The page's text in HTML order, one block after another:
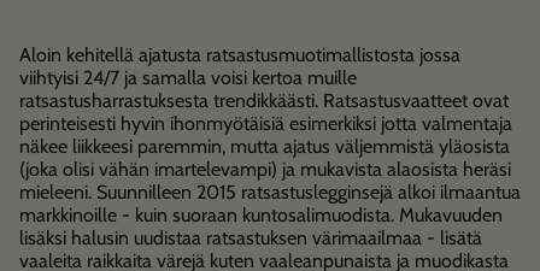
Aloin kehitellä ajatusta ratsastusmuotimallistosta jossa
viihtyisi 24/7 ja samalla voisi kertoa muille
ratsastusharrastuksesta trendikkäästi. Ratsastusvaatteet ovat
perinteisesti hyvin ihonmyötäisiä esimerkiksi jotta valmentaja
näkee liikkeesi paremmin, mutta ajatus väljemmistä yläosista
(joka olisi vähän imartelevampi) ja mukavista alaosista heräsi
mieleeni. Suunnilleen 2015 ratsastuslegginsejä alkoi ilmaantua
markkinoille - kuin suoraan kuntosalimuodista. Mukavuuden
lisäksi halusin uudistaa ratsastuksen värimaailmaa - lisätä
vaaleita raikkaita värejä kuten vaaleanpunaista ja muodikasta